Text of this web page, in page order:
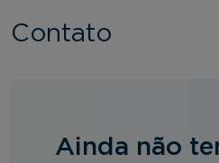
Contato
Ainda não